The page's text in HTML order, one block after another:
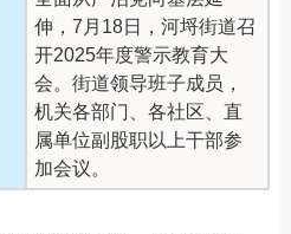
伸，7月18日，河埒街道召
开2025年度警示教育大
会。街道领导班子成员，
机关各部门、各社区、直
属单位副股职以上干部参
加会议。